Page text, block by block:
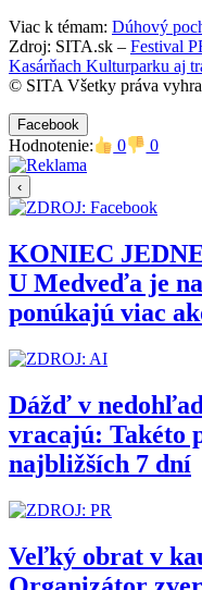
Viac k témam: Dúhový
Zdroj: SITA.sk – Festival
Kasárňach Kulturparku aj
© SITA Všetky práva
Facebook
Hodnotenie: 0 0
‹
KONIEC
U Medveďa je
ponúkajú viac
Dážď v
vracajú: Takéto
najbližších 7 dní
Veľký obrat v